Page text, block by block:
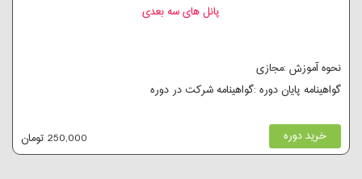
پانل های سه بعدی
نحوه آموزش :مجازی
گواهینامه پایان دوره :گواهینامه شرکت در دوره
خرید دوره 250,000 تومان